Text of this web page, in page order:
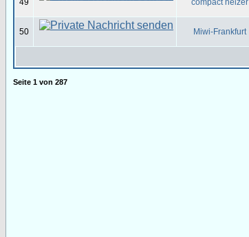
49 compact heizer
50 Miwi-Frankfurt
Seite 1 von 287